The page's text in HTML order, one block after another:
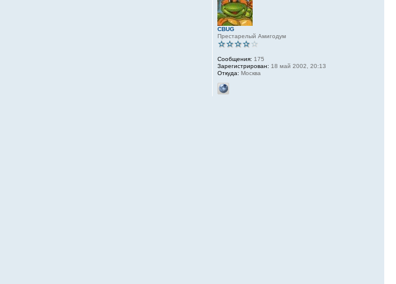
CBUG
Престарелый Амигодум
Сообщения: 175
Зарегистрирован: 18 май 2002, 20:13
Откуда: Москва